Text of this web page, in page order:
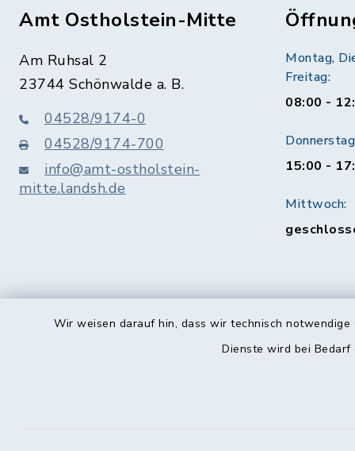
Wir weisen darauf hin, dass wir technisch
Dienste wird bei
Amt Ostholstein-Mitte
Am Ruhsal 2
23744 Schönwalde a. B.
04528/9174-0
04528/9174-700
info@amt-ostholstein-
mitte.landsh.de
Montag,
Freitag:
08:00 -
15:00 -
Mittwoch: